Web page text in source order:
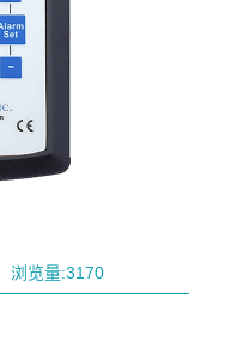
浏览量:3170